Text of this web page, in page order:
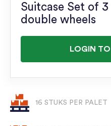
Suitcase Set of
double wheels
LOGIN TO
16 STUKS PER PALET